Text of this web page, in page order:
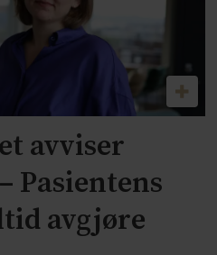
avviser
Pasientens
avgjøre